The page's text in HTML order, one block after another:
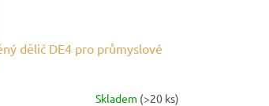
dělič DE4 pro průmyslové
Skladem (>20 ks)